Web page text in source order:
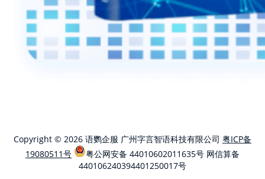
Copyright © 2026 语鹦企服 广州字言智语科技有限公司 粤ICP备
19080511号
粤公网安备 44010602011635号 网信算备
440106240394401250017号